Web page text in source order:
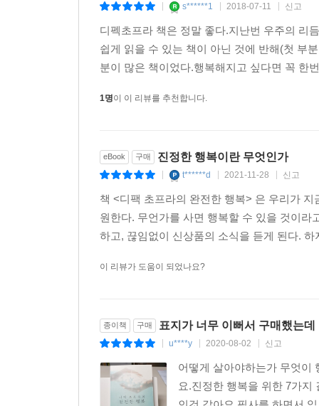
s******1 2018-07-11 신고
디펙초프라 책은 정말 좋다.지난번 우주의 리
쉽게 읽을 수 있는 책이 아닌 것에 반해(첫 부
분이 많은 책이었다.행복해지고 싶다면 꼭 한
1명이 이 리뷰를 추천합니다.
eBook 구매 진정한 행복이란 무엇인가
t******d 2021-11-28 신고
책 <디팩 초프라의 완전한 행복> 은 우리가
원한다. 무언가를 사면 행복할 수 있을 것이
하고, 끊임없이 신상품의 소식을 듣게 된다.
이 리뷰가 도움이 되었나요?
종이책 구매 표지가 너무 이뻐서 구매했는
u****y 2020-08-02 신고
어떻게 살아야하는가 무엇이
요.진정한 행복을 위한 7가지